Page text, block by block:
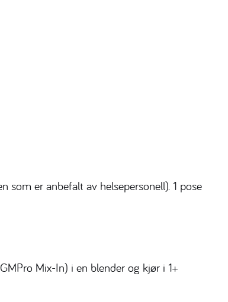
som er anbefalt av helsepersonell). 1 pose
Mix-In) i en blender og kjør i 1+